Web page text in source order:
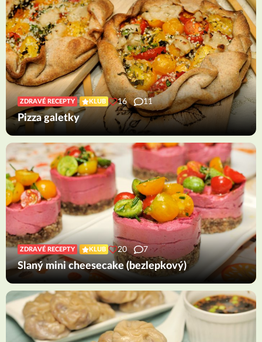
ZDRAVÉ RECEPTY KLUB 16 11
Pizza galetky
ZDRAVÉ RECEPTY KLUB 20 7
Slaný mini cheesecake (bezlepkový)